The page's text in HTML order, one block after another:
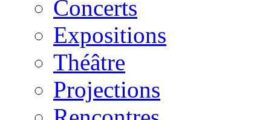
Concerts
Expositions
Théâtre
Projections